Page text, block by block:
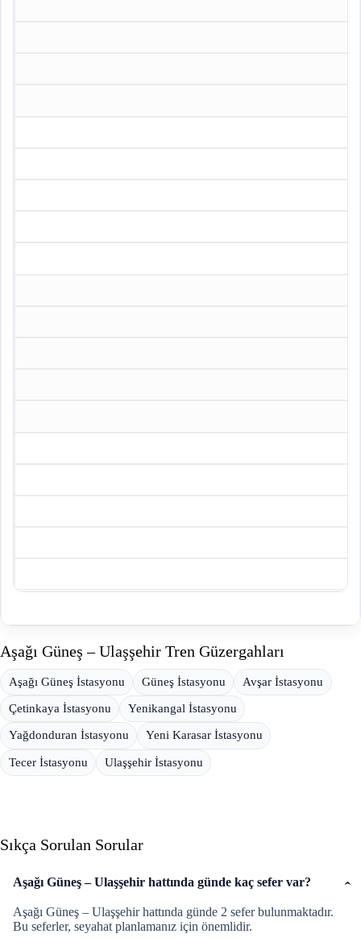
Aşağı Güneş – Ulaşşehir Tren Güzergahları
Aşağı Güneş İstasyonu Güneş İstasyonu Avşar İstasyonu
Çetinkaya İstasyonu Yenikangal İstasyonu
Yağdonduran İstasyonu Yeni Karasar İstasyonu
Tecer İstasyonu Ulaşşehir İstasyonu
Sıkça Sorulan Sorular
Aşağı Güneş – Ulaşşehir hattında günde kaç sefer var?
Aşağı Güneş – Ulaşşehir hattında günde 2 sefer bulunmaktadır.
Bu seferler, seyahat planlamanız için önemlidir.